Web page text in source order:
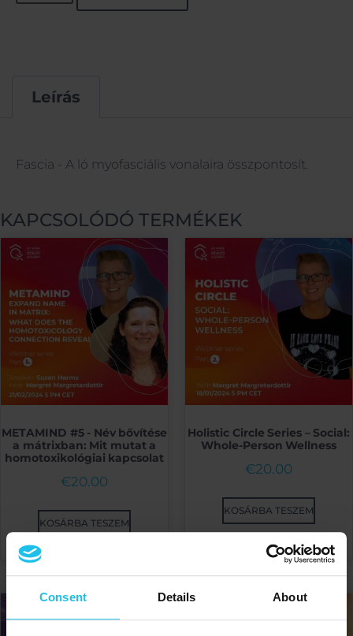
Consent Details About
Leírás
Fascia - A ló myofasciális vonalaira összpontosít.
KAPCSOLÓDÓ TERMÉKEK
METAMIND #5 - Név bővítése
a mátrixban: Mit mutat a
homotoxikológiai kapcsolat
€20.00
KOSÁRBA TESZEM
Holistic Circle Series – Social:
Whole-Person Wellness
€20.00
KOSÁRBA TESZEM